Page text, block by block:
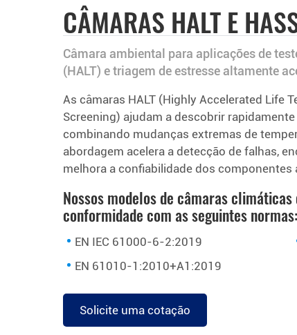
CÂMARAS HALT E
Câmara ambiental para aplicações de
(HALT) e triagem de estresse altamente
As câmaras HALT (Highly Accelerated Life
Screening) ajudam a descobrir
combinando mudanças extremas de
abordagem acelera a detecção de falhas,
melhora a confiabilidade dos
Nossos modelos de câmaras
conformidade com as seguintes normas:
EN IEC 61000-6-2:2019
EN 61010-1:2010+A1:2019
Solicite uma cotação